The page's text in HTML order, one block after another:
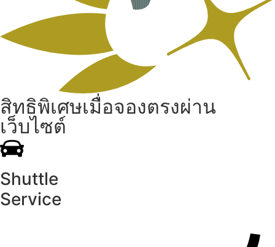
สิทธิพิเศษเมื่อจองตรงผ่าน
เว็บไซต์
Shuttle
Service